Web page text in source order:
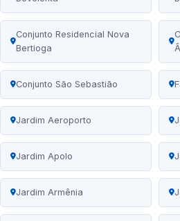
Conjunto Residencial Nova
Bertioga
Conjunto São Sebastião
Jardim Aeroporto
Jardim Apolo
Jardim Armênia